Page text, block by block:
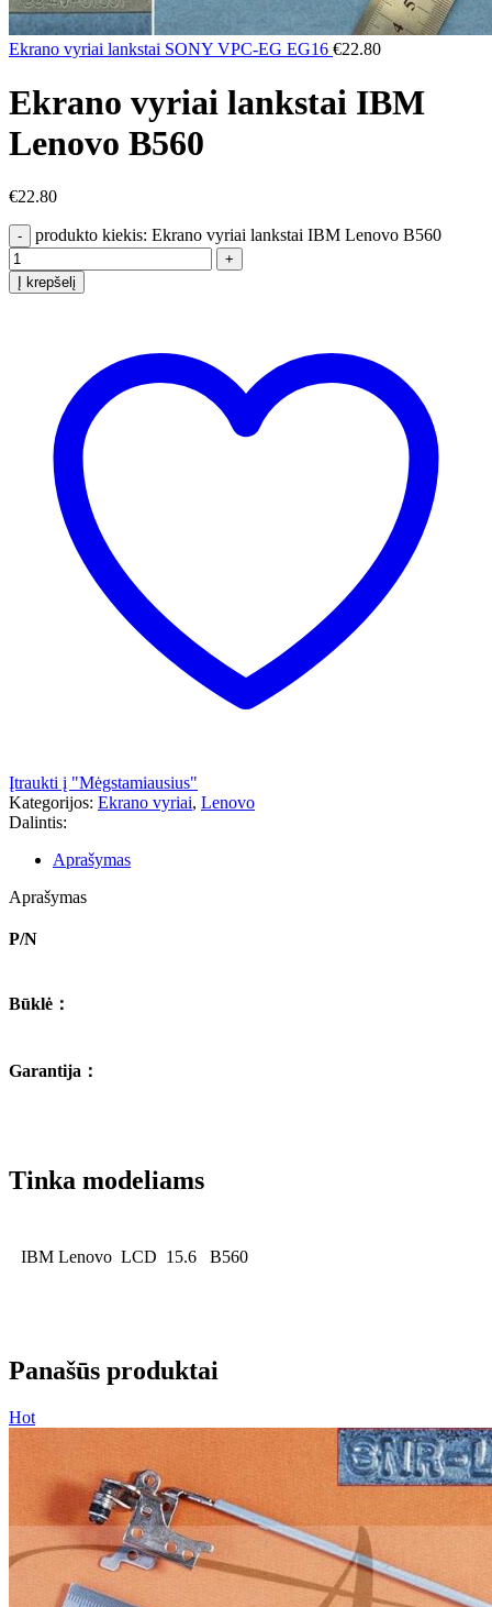
Ekrano vyriai lankstai SONY VPC-EG EG16 €22.80
Ekrano vyriai lankstai IBM
Lenovo B560
€22.80
produkto kiekis: Ekrano vyriai lankstai IBM Lenovo B560
Į krepšelį
Įtraukti į "Mėgstamiausius"
Kategorijos: Ekrano vyriai, Lenovo
Dalintis:
Aprašymas
Aprašymas
P/N
Būklė ：
Garantija ：
Tinka modeliams
IBM Lenovo LCD 15.6 B560
Panašūs produktai
Hot